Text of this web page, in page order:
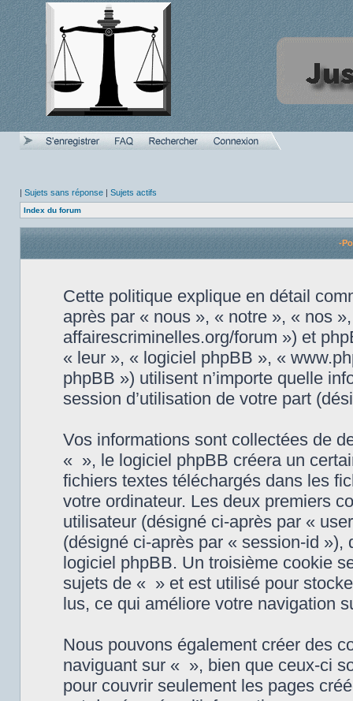
| Sujets sans réponse | Sujets actifs
Index du forum
-
Cette politique explique en détail
après par « nous », « notre », « nos
affairescriminelles.org/forum ») et
« leur », « logiciel phpBB », «
phpBB ») utilisent n’importe quelle
session d’utilisation de votre part
Vos informations sont collectées de
« », le logiciel phpBB créera un
fichiers textes téléchargés dans les
votre ordinateur. Les deux premiers
utilisateur (désigné ci-après par «
(désigné ci-après par « session-id
logiciel phpBB. Un troisième cookie
sujets de « » et est utilisé pour
lus, ce qui améliore votre navigation
Nous pouvons également créer des
naviguant sur « », bien que ceux-ci
pour couvrir seulement les pages